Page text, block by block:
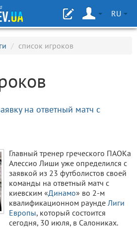
RU
/ список игроков
на ответный матч с
Главный тренер греческого ПАОКа
Алессио Лиши уже определился с
заявкой из 23 футболистов своей
команды на ответный матч с
киевским «Динамо» во 2-м
квалификационном раунде Лиги
Европы, который состоится
сегодня, 30 июля, в Салониках.